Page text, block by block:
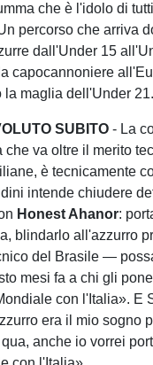
che è l'idolo di
percorso che arriva
dall'Under 15
capocannoniere
la maglia dell'Under 21.
SUBITO - La
va oltre il merito
è tecnicamente
intende chiudere
Honest Ahanor:
blindarlo all'azzurro
del Brasile — possa
mesi fa a chi gli
con l'Italia». E
era il mio sogno
anche io vorrei